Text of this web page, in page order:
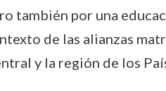
también por una
de las alianzas
y la región de los